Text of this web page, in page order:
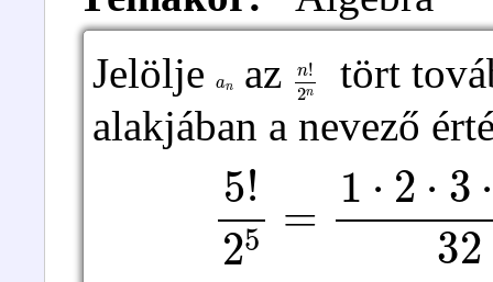
Jelölje
az n!2
tört
alakjában a nevező
5!2 1⋅2 ⋅3 ⋅4⋅